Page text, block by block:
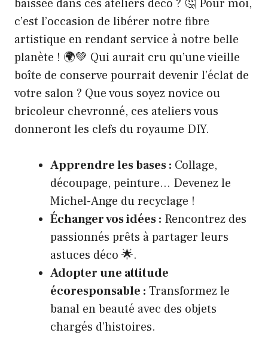
baissée dans ces ateliers déco ? 🤔 Pour moi,
c’est l’occasion de libérer notre fibre
artistique en rendant service à notre belle
planète ! 🌍💚 Qui aurait cru qu’une vieille
boîte de conserve pourrait devenir l’éclat de
votre salon ? Que vous soyez novice ou
bricoleur chevronné, ces ateliers vous
donneront les clefs du royaume DIY.
Apprendre les bases : Collage,
découpage, peinture… Devenez le
Michel-Ange du recyclage !
Échanger vos idées : Rencontrez des
passionnés prêts à partager leurs
astuces déco 🌟.
Adopter une attitude
écoresponsable : Transformez le
banal en beauté avec des objets
chargés d’histoires.